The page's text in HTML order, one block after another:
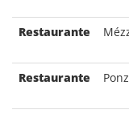
Restaurante
Restaurante